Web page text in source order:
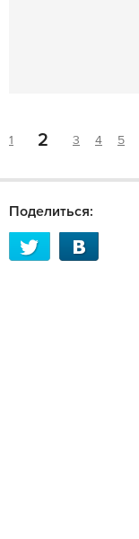
1 2 3 4 5
Поделиться: